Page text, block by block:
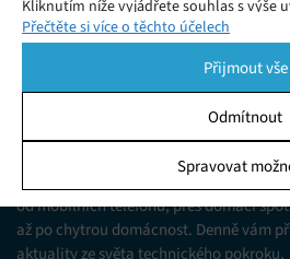
Kliknutím níže vyjádřete souhlas s výše
podrobnější rozhodnutí. Vaše volby
pomocí přepínačů v Zásadách cookies
Spravovat souhlas ve spodní části
Ukládání a/nebo přístup k informacím
publiku prostřednictvím statistik nebo
různých zdrojů.
Přečtěte si více o těchto účelech
Přijmout vše
Odmítnout
Spravovat
Jsme web zajímající se o technologické
od mobilních telefonů, přes domácí
až po chytrou domácnost. Denně vám
aktuality ze světa technického pokroku,